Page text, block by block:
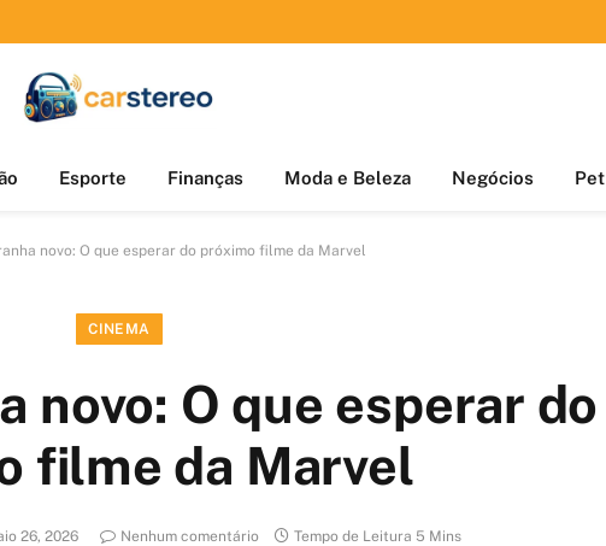
Esporte Finanças Moda e Beleza Negócios Pet
novo: O que esperar do próximo filme da Marvel
CINEMA
novo: O que esperar do
filme da Marvel
26, 2026 Nenhum comentário Tempo de Leitura 5 Mins